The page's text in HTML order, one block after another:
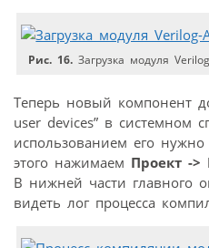
Рис. 16. Загрузка модуля
Теперь новый компонент
user devices” в системном
использованием его
этого нажимаем Проект ->
В нижней части главного
видеть лог процесса